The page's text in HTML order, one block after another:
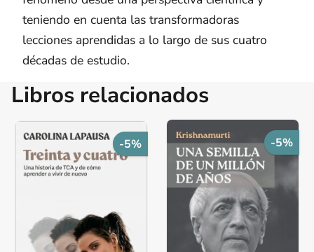
teniendo en cuenta las transformadoras
lecciones aprendidas a lo largo de sus cuatro
décadas de estudio.
Libros relacionados
-5% -5%